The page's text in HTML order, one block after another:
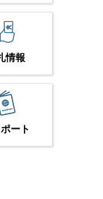
情報
ート